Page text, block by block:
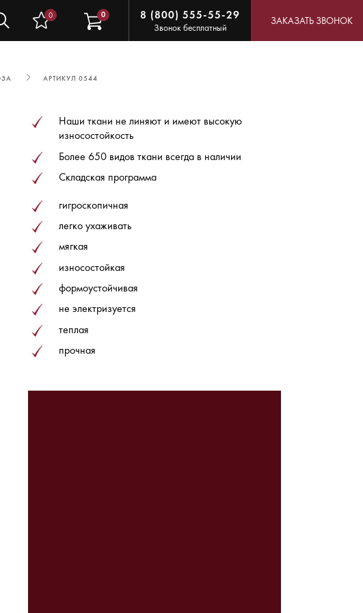
0 0 8 (800) 555-55-29
Звонок бесплатный
ЗАКАЗАТЬ ЗВОНОК
АРТИКУЛ 0544
Наши ткани не линяют и имеют высокую
износостойкость
Более 650 видов ткани всегда в наличии
Складская программа
гигроскопичная
легко ухаживать
мягкая
износостойкая
формоустойчивая
не электризуется
теплая
прочная